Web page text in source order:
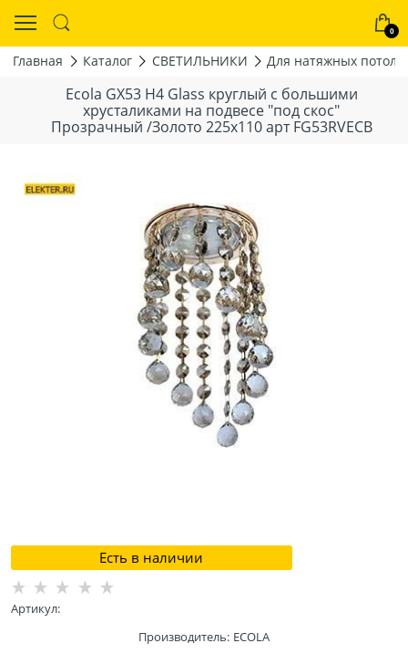
0
Главная Каталог СВЕТИЛЬНИКИ Для натяжных
Ecola GX53 H4 Glass круглый с большими
xрусталиками на подвесе "под скос"
Прозрачный /Золото 225x110 арт FG53RVECB
Есть в наличии
Артикул:
Производитель: ECOLA